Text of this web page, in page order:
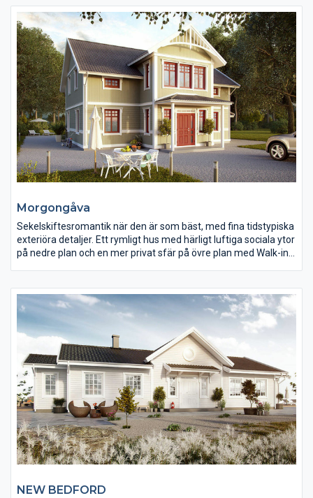
flera intressanta skyddade uteplatser under de utstickande
takdelarna. Denna modell finns även som sluttningshus (modell
Karlstad).
Morgongåva
Sekelskiftesromantik när den är som bäst, med fina tidstypiska
exteriöra detaljer. Ett rymligt hus med härligt luftiga sociala ytor
på nedre plan och en mer privat sfär på övre plan med Walk-in
NEW BEDFORD